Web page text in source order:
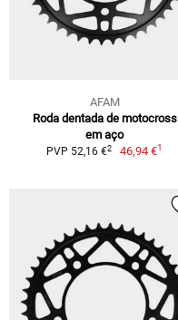
AFAM
Roda dentada de motocross
em aço
PVP 52,16 €2 46,94 €1